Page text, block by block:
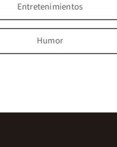
Entretenimientos
Humor